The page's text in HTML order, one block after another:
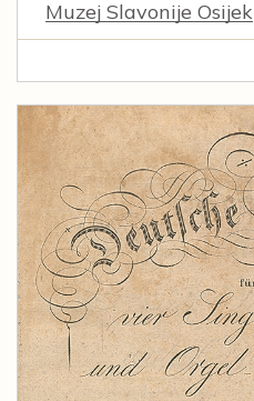
Muzej Slavonije Osijek